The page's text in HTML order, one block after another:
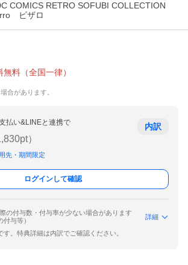
COMICS RETRO SOFUBI COLLECTION
ビザロ
無料 （全国一律）
合があります。
払い&LINEと連携で
pt）
先・期間限定
内訳
ログインして確認
の付与数・付与率が少ない場合があります
付与等）
詳細
す。特典詳細は内訳でご確認ください。